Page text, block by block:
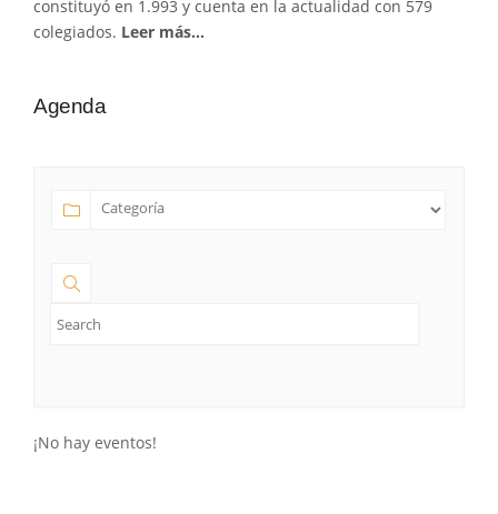
constituyó en 1.993 y cuenta en la actualidad con 579
colegiados. Leer más…
Agenda
¡No hay eventos!